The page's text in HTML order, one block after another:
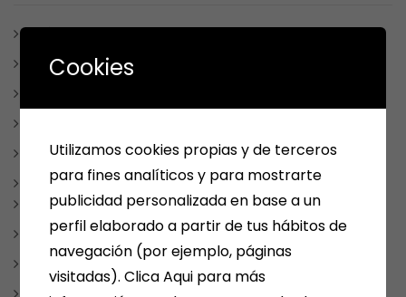
ARTÍCULOS Y ESCRITOS
JUEGOS
LIBROS
CUADERNOS DE VACACIONES
LIBROS DE COCINA
LIBROS DE TEXTO
Cookies
Utilizamos cookies propias y de terceros
para fines analíticos y para mostrarte
publicidad personalizada en base a un
perfil elaborado a partir de tus hábitos de
navegación (por ejemplo, páginas
visitadas). Clica Aqui para más